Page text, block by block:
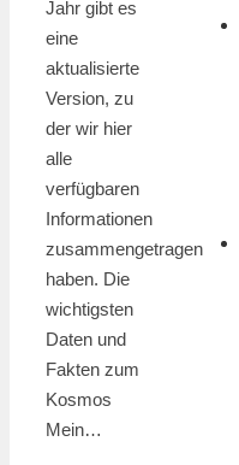
Jahr gibt es
eine
aktualisierte
Version, zu
der wir hier
alle
verfügbaren
Informationen
zusammengetragen
haben. Die
wichtigsten
Daten und
Fakten zum
Kosmos
Mein…